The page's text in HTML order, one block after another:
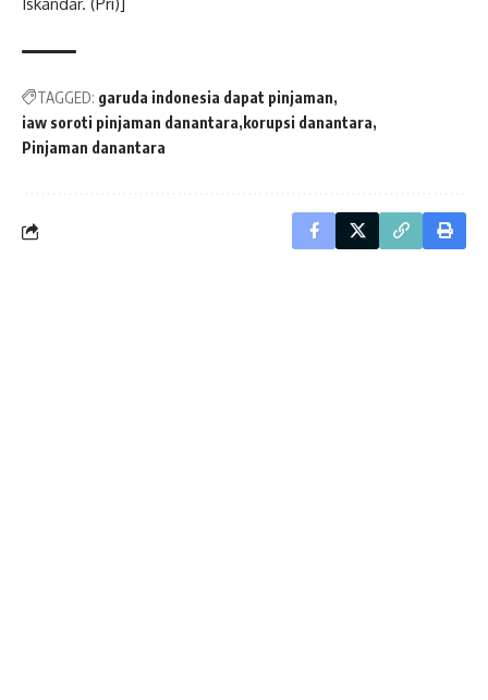
TAGGED: garuda indonesia dapat pinjaman
iaw soroti pinjaman danantara korupsi danantara
Pinjaman danantara